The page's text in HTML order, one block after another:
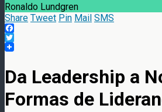
Ronaldo Lundgren
Share Tweet Pin Mail SMS
Facebook
Twitter
Da Leadership a
Formas de